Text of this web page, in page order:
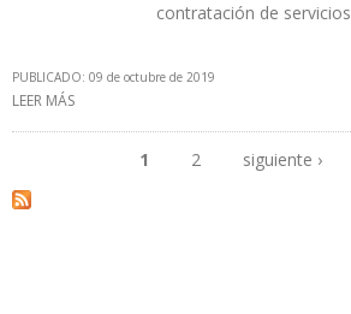
contratación de servicios
PUBLICADO: 09 de octubre de 2019
LEER MÁS
Páginas
1 2 siguiente ›